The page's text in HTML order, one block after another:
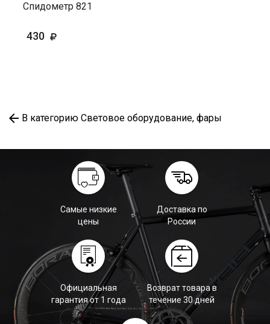
Спидометр 821
430
В категорию Световое оборудование, фары
Самые низкие
цены
Доставка по
России
Официальная
гарантия от 1 года
Возврат товара в
течение 30 дней